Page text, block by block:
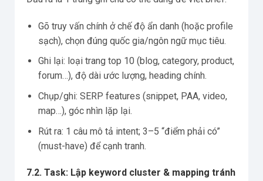
Gõ truy vấn chính ở chế độ ẩn danh (hoặc profile
sạch), chọn đúng quốc gia/ngôn ngữ mục tiêu.
Ghi lại: loại trang top 10 (blog, category, product,
forum…), độ dài ước lượng, heading chính.
Chụp/ghi: SERP features (snippet, PAA, video,
map…), góc nhìn lặp lại.
Rút ra: 1 câu mô tả intent; 3–5 “điểm phải có”
(must-have) để cạnh tranh.
7.2. Task: Lập keyword cluster & mapping tránh